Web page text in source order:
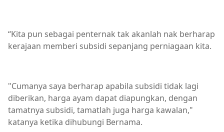
“Kita pun sebagai penternak tak akanlah nak berharap
kerajaan memberi subsidi sepanjang perniagaan kita.
"Cumanya saya berharap apabila subsidi tidak lagi
diberikan, harga ayam dapat diapungkan, dengan
tamatnya subsidi, tamatlah juga harga kawalan,"
katanya ketika dihubungi Bernama.